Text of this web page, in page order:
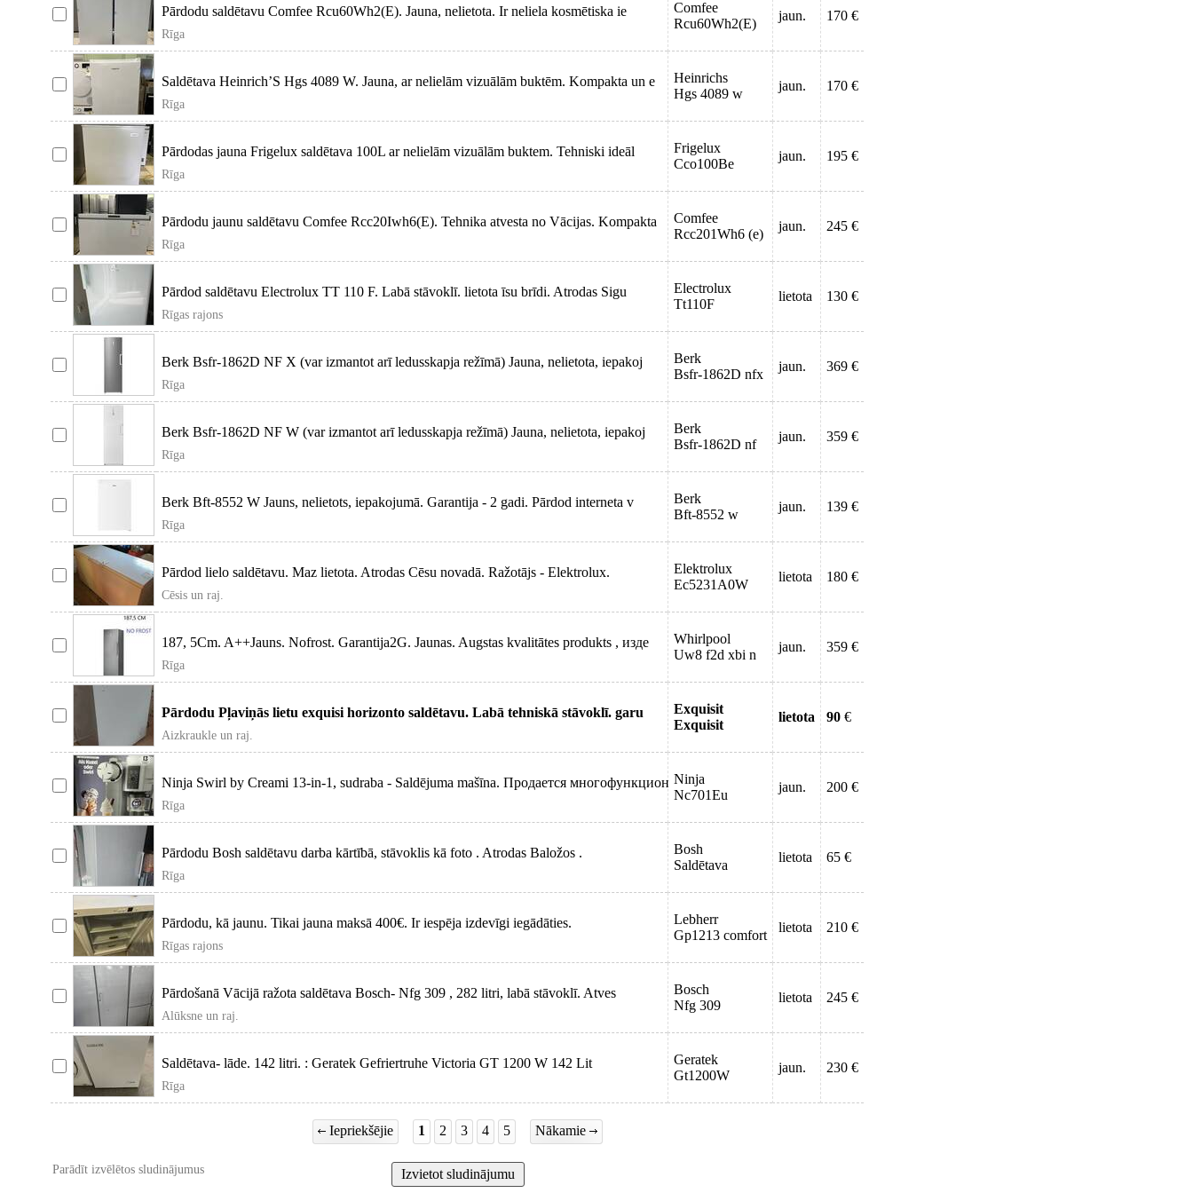
Pārdodu saldētavu Comfee Rcu60Wh2(E). Jauna, nelietota. Ir neliela kosmētiska ie
Rīga
Comfee
Rcu60Wh2(E)
jaun. 170 €
Saldētava Heinrich’S Hgs 4089 W. Jauna, ar nelielām vizuālām buktēm. Kompakta un e
Rīga
Heinrichs
Hgs 4089 w
jaun. 170 €
Pārdodas jauna Frigelux saldētava 100L ar nelielām vizuālām buktem. Tehniski ideāl
Rīga
Frigelux
Cco100Be
jaun. 195 €
Pārdodu jaunu saldētavu Comfee Rcc20Iwh6(E). Tehnika atvesta no Vācijas. Kompakta
un
Rīga
Comfee
Rcc201Wh6 (e)
jaun. 245 €
Pārdod saldētavu Electrolux TT 110 F. Labā stāvoklī. lietota īsu brīdi. Atrodas Sigu
Rīgas rajons
Electrolux
Tt110F
lietota 130 €
Berk Bsfr-1862D NF X (var izmantot arī ledusskapja režīmā) Jauna, nelietota, iepakoj
Rīga
Berk
Bsfr-1862D nfx
jaun. 369 €
Berk Bsfr-1862D NF W (var izmantot arī ledusskapja režīmā) Jauna, nelietota, iepakoj
Rīga
Berk
Bsfr-1862D nf
jaun. 359 €
Berk Bft-8552 W Jauns, nelietots, iepakojumā. Garantija - 2 gadi. Pārdod interneta v
Rīga
Berk
Bft-8552 w
jaun. 139 €
Pārdod lielo saldētavu. Maz lietota. Atrodas Cēsu novadā. Ražotājs - Elektrolux.
Cēsis un raj.
Elektrolux
Ec5231A0W
lietota 180 €
187, 5Cm. A++Jauns. Nofrost. Garantija2G. Jaunas. Augstas kvalitātes produkts , изде
Rīga
Whirlpool
Uw8 f2d xbi n
jaun. 359 €
Pārdodu Pļaviņās lietu exquisi horizonto saldētavu. Labā tehniskā stāvoklī. garu
Aizkraukle un raj.
Exquisit
Exquisit
lietota 90 €
Ninja Swirl by Creami 13-in-1, sudraba - Saldējuma mašīna. Продается многофункцион
Rīga
Ninja
Nc701Eu
jaun. 200 €
Pārdodu Bosh saldētavu darba kārtībā, stāvoklis kā foto . Atrodas Baložos .
Rīga
Bosh
Saldētava
lietota 65 €
Pārdodu, kā jaunu. Tikai jauna maksā 400€. Ir iespēja izdevīgi iegādāties.
Rīgas rajons
Lebherr
Gp1213 comfort
lietota 210 €
Pārdošanā Vācijā ražota saldētava Bosch- Nfg 309 , 282 litri, labā stāvoklī. Atves
Alūksne un raj.
Bosch
Nfg 309
lietota 245 €
Saldētava- lāde. 142 litri. : Geratek Gefriertruhe Victoria GT 1200 W 142 Lit
Rīga
Geratek
Gt1200W
jaun. 230 €
Iepriekšējie 1 2 3 4 5 Nākamie
Parādīt izvēlētos sludinājumus